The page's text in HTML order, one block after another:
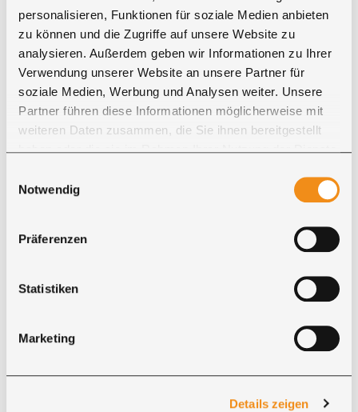
personalisieren, Funktionen für soziale Medien anbieten
zu können und die Zugriffe auf unsere Website zu
analysieren. Außerdem geben wir Informationen zu Ihrer
Verwendung unserer Website an unsere Partner für
soziale Medien, Werbung und Analysen weiter. Unsere
Partner führen diese Informationen möglicherweise mit
weiteren Daten zusammen, die Sie ihnen bereitgestellt
haben oder die sie im Rahmen Ihrer Nutzung der Dienste
Cookies, wenn Sie unsere Webseite weiterhin nutzen.
Notwendig
Präferenzen
Statistiken
Marketing
Details zeigen
Max M.
" ... vielen Dank für die tolle, professionelle
und flexible Betreuung von der
Mustersendung bis zur Auslieferung mit dem
– freundlichen, hilfsbereiten Ricon-Fahrer. Der
Tisch hätte nicht schöner werden können..."
INDIVIDUELLE FARBGESTALTUNG